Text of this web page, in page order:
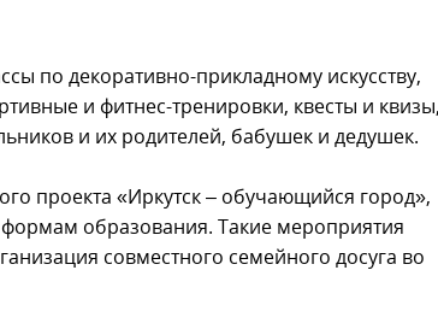
по декоративно-прикладному искусству,
и фитнес-тренировки, квесты и
и их родителей, бабушек и дедушек.
проекта «Иркутск – обучающийся город»,
образования. Такие мероприятия
совместного семейного досуга во